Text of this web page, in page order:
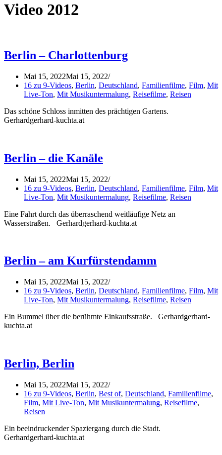
Video 2012
Berlin – Charlottenburg
Mai 15, 2022Mai 15, 2022
16 zu 9-Videos, Berlin, Deutschland, Familienfilme, Film, Mit
Live-Ton, Mit Musikuntermalung, Reisefilme, Reisen
Das schöne Schloss inmitten des prächtigen Gartens.
Gerhardgerhard-kuchta.at
Berlin – die Kanäle
Mai 15, 2022Mai 15, 2022
16 zu 9-Videos, Berlin, Deutschland, Familienfilme, Film, Mit
Live-Ton, Mit Musikuntermalung, Reisefilme, Reisen
Eine Fahrt durch das überraschend weitläufige Netz an
Wasserstraßen. Gerhardgerhard-kuchta.at
Berlin – am Kurfürstendamm
Mai 15, 2022Mai 15, 2022
16 zu 9-Videos, Berlin, Deutschland, Familienfilme, Film, Mit
Live-Ton, Mit Musikuntermalung, Reisefilme, Reisen
Ein Bummel über die berühmte Einkaufsstraße. Gerhardgerhard-
kuchta.at
Berlin, Berlin
Mai 15, 2022Mai 15, 2022
16 zu 9-Videos, Berlin, Best of, Deutschland, Familienfilme,
Film, Mit Live-Ton, Mit Musikuntermalung, Reisefilme,
Reisen
Ein beeindruckender Spaziergang durch die Stadt.
Gerhardgerhard-kuchta.at